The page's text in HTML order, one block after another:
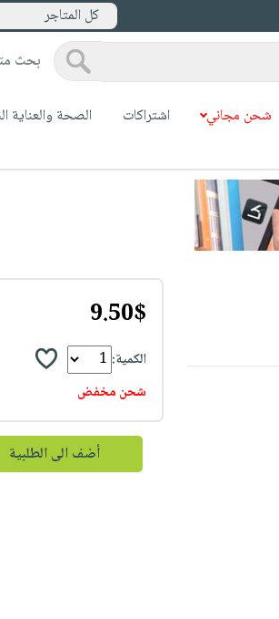
كل المتاجر
بحث
شحن مجاني اشتراكات الصحة والعناية
9.50$
الكمية:
شحن مخفض
أضف الى الطلبية